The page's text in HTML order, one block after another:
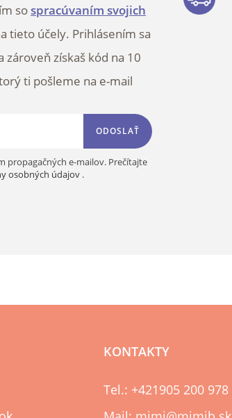
sospracúvaním svojich
tieto účely. Prihlásením sa
získaš kód na 10
ti pošleme na e-mail
ODOSLAŤ
propagačných e-mailov. Prečítajte
osobných údajov .
KONTAKTY
Tel.: +421905 200 978